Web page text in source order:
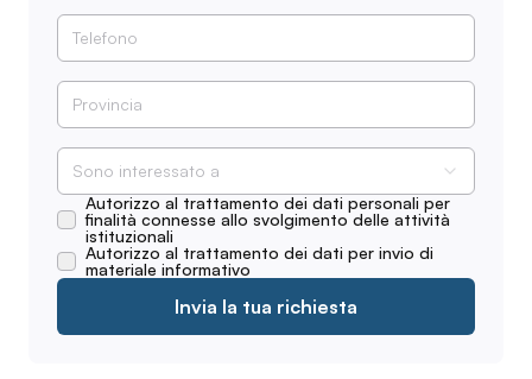
Sono interessato a
Autorizzo al trattamento dei dati personali per
finalità connesse allo svolgimento delle attività
istituzionali
Autorizzo al trattamento dei dati per invio di
materiale informativo
Invia la tua richiesta